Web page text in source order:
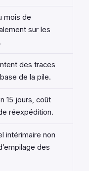
mois de
sur les
des traces
de la pile.
15 jours, coût
réexpédition.
intérimaire non
des